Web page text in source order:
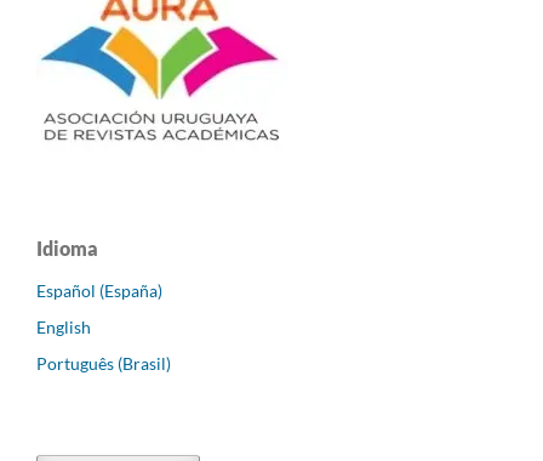
Idioma
Español (España)
English
Português (Brasil)